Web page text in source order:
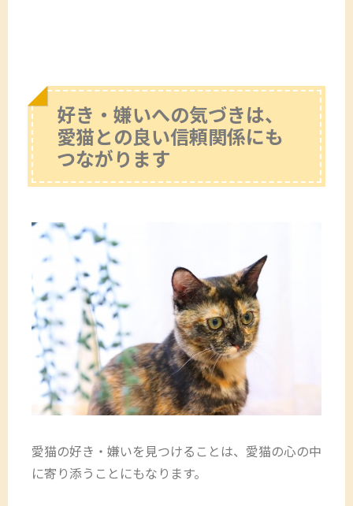
好き・嫌いへの気づきは、
愛猫との良い信頼関係にも
つながります
愛猫の好き・嫌いを見つけることは、愛猫の心の中
に寄り添うことにもなります。